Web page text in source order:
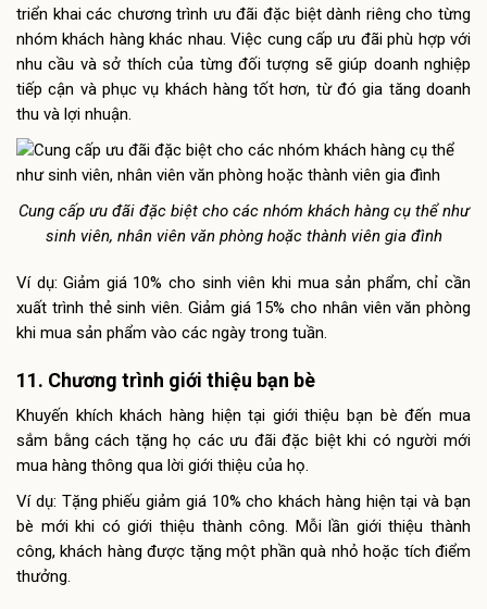
triển khai các chương trình ưu đãi đặc biệt dành riêng cho từng
nhóm khách hàng khác nhau. Việc cung cấp ưu đãi phù hợp với
nhu cầu và sở thích của từng đối tượng sẽ giúp doanh nghiệp
tiếp cận và phục vụ khách hàng tốt hơn, từ đó gia tăng doanh
thu và lợi nhuận.
Cung cấp ưu đãi đặc biệt cho các nhóm khách hàng cụ thể như
sinh viên, nhân viên văn phòng hoặc thành viên gia đình
Ví dụ: Giảm giá 10% cho sinh viên khi mua sản phẩm, chỉ cần
xuất trình thẻ sinh viên. Giảm giá 15% cho nhân viên văn phòng
khi mua sản phẩm vào các ngày trong tuần.
11. Chương trình giới thiệu bạn bè
Khuyến khích khách hàng hiện tại giới thiệu bạn bè đến mua
sắm bằng cách tặng họ các ưu đãi đặc biệt khi có người mới
mua hàng thông qua lời giới thiệu của họ.
Ví dụ: Tặng phiếu giảm giá 10% cho khách hàng hiện tại và bạn
bè mới khi có giới thiệu thành công. Mỗi lần giới thiệu thành
công, khách hàng được tặng một phần quà nhỏ hoặc tích điểm
thưởng.